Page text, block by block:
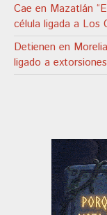
Cae en Mazatlán
célula ligada a Los
Detienen en
ligado a